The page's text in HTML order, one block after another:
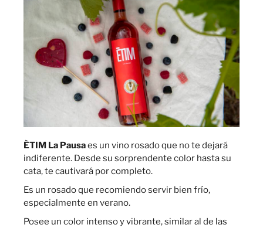
ÈTIM La Pausaes un vino rosado que no te dejará
indiferente. Desde su sorprendente color hasta su
cata, te cautivará por completo.
Es un rosado que recomiendo servir bien frío,
especialmente en verano.
Posee un color intenso y vibrante, similar al de las